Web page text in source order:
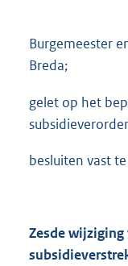
Burgemeester
Breda;
gelet op het
besluiten vast
Zesde wijziging